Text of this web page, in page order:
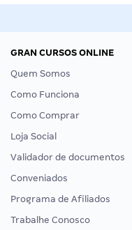
GRAN CURSOS ONLINE
Quem Somos
Como Funciona
Como Comprar
Loja Social
Validador de documentos
Conveniados
Programa de Afiliados
Trabalhe Conosco